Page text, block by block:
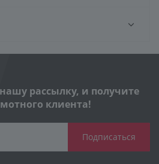
рассылку, и получите
клиента!